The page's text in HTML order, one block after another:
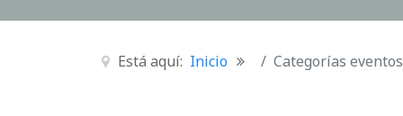
Está aquí: Inicio Categorías eventos